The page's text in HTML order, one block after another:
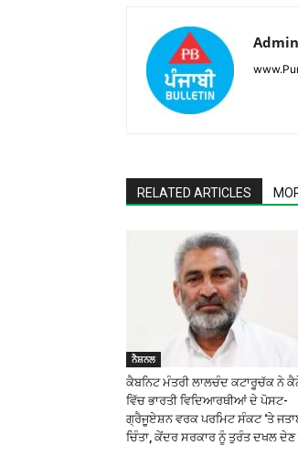
Admin
RELATED ARTICLES
ਨੈਸ਼ਨਲ
ਕੈਬਨਿਟ ਮੰਤਰੀ ਲਾਲਚੰਦ ਕਟਾਰੂਚੱਕ ਨੇ
ਵਿੱਚ ਭਾਰਤੀ ਵਿਦਿਆਰਥੀਆਂ ਦੇ ਪੋਸਟ-
ਗ੍ਰੈਜੂਏਸ਼ਨ ਵਰਕ ਪਰਮਿਟ ਸੰਕਟ ‘ਤੇ
ਚਿੰਤਾ, ਕੇਂਦਰ ਸਰਕਾਰ ਨੂੰ ਤੁਰੰਤ ਦਖਲ ਦੇਣ